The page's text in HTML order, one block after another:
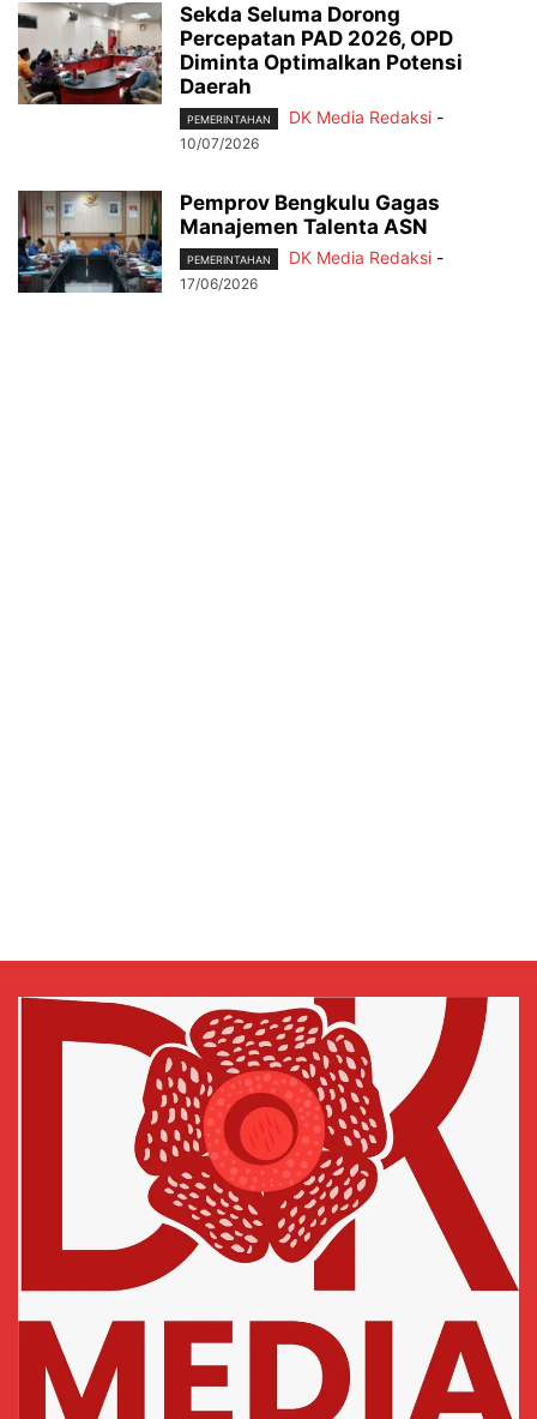
Sekda Seluma Dorong
Percepatan PAD 2026, OPD
Diminta Optimalkan Potensi
Daerah
PEMERINTAHAN DK Media Redaksi -
10/07/2026
Pemprov Bengkulu Gagas
Manajemen Talenta ASN
PEMERINTAHAN DK Media Redaksi -
17/06/2026